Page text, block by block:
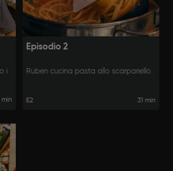
i
min
Episodio 2
Ruben cucina pasta allo scarpariello.
E2 31 min